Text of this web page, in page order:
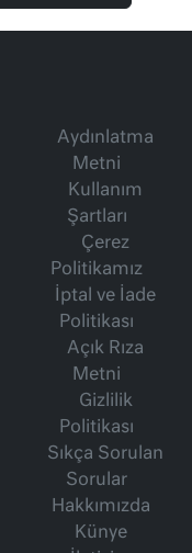
Aydınlatma
Metni
Kullanım
Şartları
Çerez
Politikamız
İptal ve İade
Politikası
Açık Rıza
Metni
Gizlilik
Politikası
Sıkça Sorulan
Sorular
Hakkımızda
Künye